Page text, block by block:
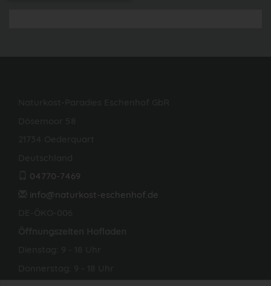
04770-7469
info@naturkost-eschenhof.de